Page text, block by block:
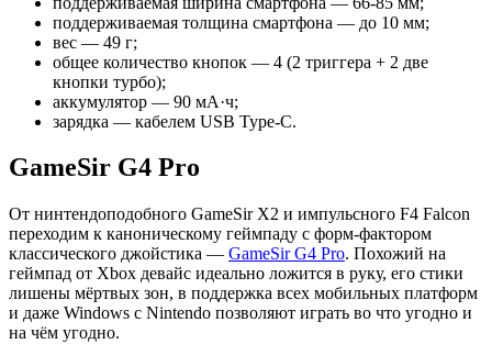
поддерживаемая толщина смартфона — до 10 мм;
вес — 49 г;
общее количество кнопок — 4 (2 триггера + 2 две
кнопки турбо);
аккумулятор — 90 мА·ч;
зарядка — кабелем USB Type-C.
GameSir G4 Pro
От нинтендоподобного GameSir X2 и импульсного F4 Falcon
переходим к каноническому геймпаду с форм-фактором
классического джойстика — GameSir G4 Pro. Похожий на
геймпад от Xbox девайс идеально ложится в руку, его стики
лишены мёртвых зон, в поддержка всех мобильных платформ
и даже Windows с Nintendo позволяют играть во что угодно и
на чём угодно.